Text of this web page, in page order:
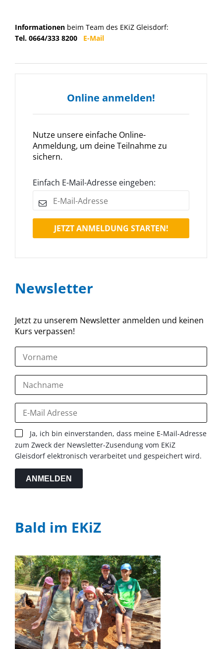
Newsletter
Jetzt zu unserem Newsletter anmelden und keinen
Kurs verpassen!
Ja, ich bin einverstanden, dass meine E-Mail-Adresse
zum Zweck der Newsletter-Zusendung vom EKiZ
Gleisdorf elektronisch verarbeitet und gespeichert wird.
ANMELDEN
Bald im EKiZ
Informationen beim Team des EKiZ Gleisdorf:
Tel. 0664/333 8200 E-Mail
Online anmelden!
Nutze unsere einfache Online-
Anmeldung, um deine Teilnahme zu
sichern.
Einfach E-Mail-Adresse eingeben:
JETZT ANMELDUNG STARTEN!